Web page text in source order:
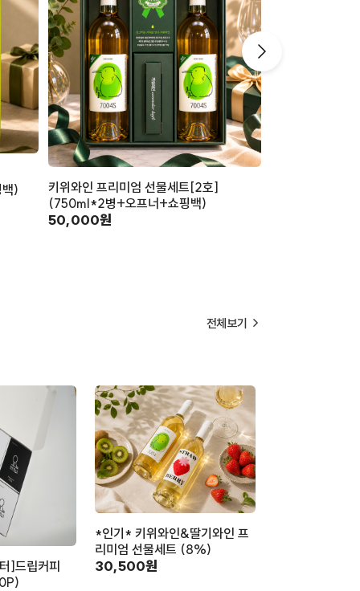
)
키위와인 프리미엄 선물세트[2호]
(750ml*2병+오프너+쇼핑백)
50,000원
전체보기
]드립커피
*인기* 키위와인&딸기와인 프
리미엄 선물세트 (8%)
30,500원